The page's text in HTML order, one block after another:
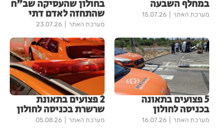
במחלף השבעה
מערכת האתר 15.07.26
בחולון שהעסיקה שב"ח
שהתחזה לאדם דתי
מערכת האתר 23.07.26
5 פצועים בתאונה
בכניסה לחולון
מערכת האתר 16.07.26
2 פצועים בתאונת
שרשרת בכניסה לחולון
מערכת האתר 05.08.26